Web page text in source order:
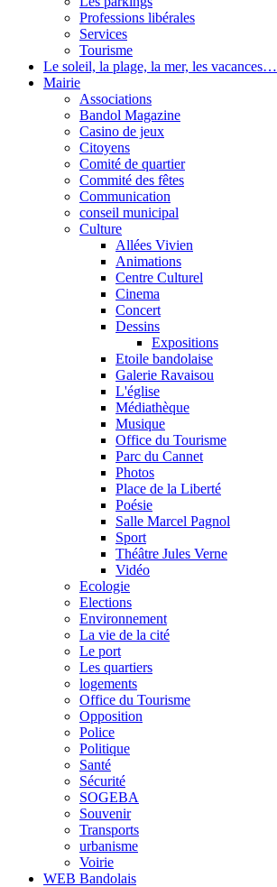
Professions libérales
Services
Tourisme
Le soleil, la plage, la mer, les vacances…
Mairie
Associations
Bandol Magazine
Casino de jeux
Citoyens
Comité de quartier
Commité des fêtes
Communication
conseil municipal
Culture
Allées Vivien
Animations
Centre Culturel
Cinema
Concert
Dessins
Expositions
Etoile bandolaise
Galerie Ravaisou
L'église
Médiathèque
Musique
Office du Tourisme
Parc du Cannet
Photos
Place de la Liberté
Poésie
Salle Marcel Pagnol
Sport
Théâtre Jules Verne
Vidéo
Ecologie
Elections
Environnement
La vie de la cité
Le port
Les quartiers
logements
Office du Tourisme
Opposition
Police
Politique
Santé
Sécurité
SOGEBA
Souvenir
Transports
urbanisme
Voirie
WEB Bandolais